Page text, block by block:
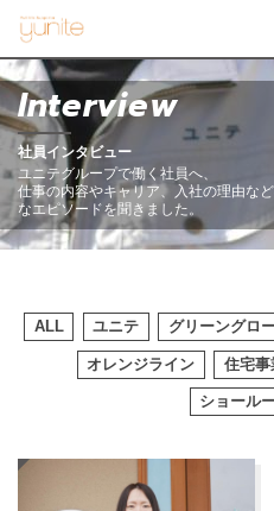
Interview
社員インタビュー
ユニテグループで働く社員へ、
仕事の内容やキャリア、入社の理由な
なエピソードを聞きました。
ALL ユニテ グリーングロ
オレンジライン 住宅事
ショール